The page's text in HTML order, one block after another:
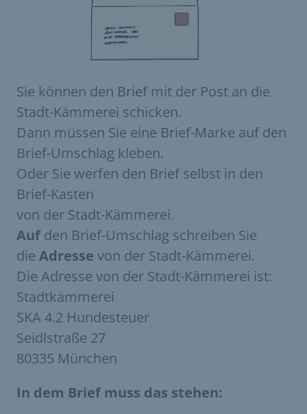
Sie können den Brief mit der Post an die
Stadt-Kämmerei schicken.
Dann müssen Sie eine Brief-Marke auf den
Brief-Umschlag kleben.
Oder Sie werfen den Brief selbst in den
Brief-Kasten
von der Stadt-Kämmerei.
Auf den Brief-Umschlag schreiben Sie
die Adresse von der Stadt-Kämmerei.
Die Adresse von der Stadt-Kämmerei ist:
Stadtkämmerei
SKA 4.2 Hundesteuer
Seidlstraße 27
80335 München
In dem Brief muss das stehen: